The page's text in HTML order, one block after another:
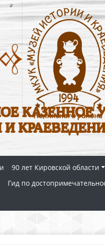
КАЗЕННОЕ
90 лет Кировской области
Гид по